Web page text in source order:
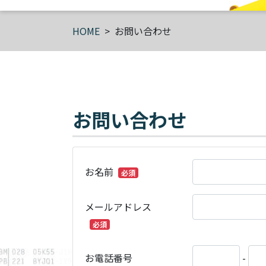
HOME お問い合わせ
お問い合わせ
お名前 必須
メールアドレス
必須
お電話番号 -